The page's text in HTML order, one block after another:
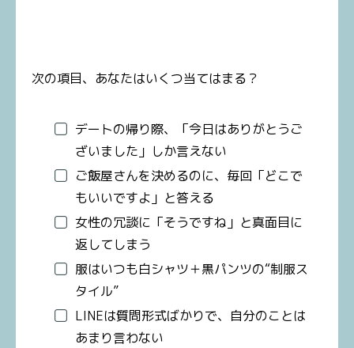
次の項目、あなたはいくつ当てはまる？
デートの帰り際、「今日はありがとうご
ざいました」しか言えない
ご飯屋さんを決めるのに、毎回「どこで
もいいですよ」と答える
女性の冗談に「そうですね」と真面目に
返してしまう
服はいつも白シャツ＋黒パンツの“制服ス
タイル”
LINEは質問形式ばかりで、自分のことは
あまり言わない